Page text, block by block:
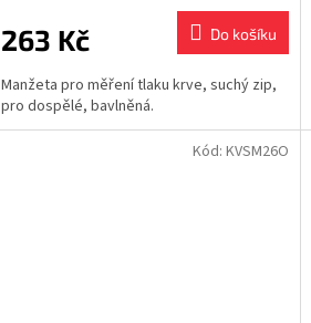
263 Kč Do košíku
Manžeta pro měření tlaku krve, suchý zip,
pro dospělé, bavlněná.
Kód: KVSM26O